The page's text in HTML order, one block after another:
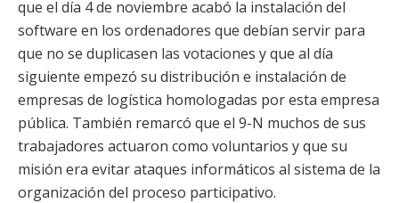
que el día 4 de noviembre acabó la instalación del
software en los ordenadores que debían servir para
que no se duplicasen las votaciones y que al día
siguiente empezó su distribución e instalación de
empresas de logística homologadas por esta empresa
pública. También remarcó que el 9-N muchos de sus
trabajadores actuaron como voluntarios y que su
misión era evitar ataques informáticos al sistema de la
organización del proceso participativo.